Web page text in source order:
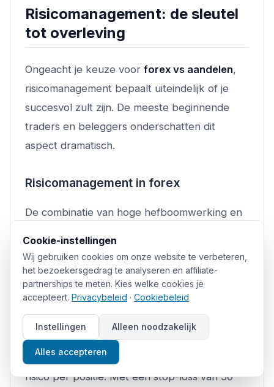
Risicomanagement: de sleutel
tot overleving
Ongeacht je keuze voor forex vs aandelen,
risicomanagement bepaalt uiteindelijk of je
succesvol zult zijn. De meeste beginnende
traders en beleggers onderschatten dit
aspect dramatisch.
Risicomanagement in forex
De combinatie van hoge hefboomwerking en
riskant voor ongedisciplineinde traders.
Essentiële principes omvatten:
Positiegrootte bepaling:Professionele forex
traders riskeren nooit meer dan
1-2% van hun
accountper individuele trade. Bij een account
van €10.000 betekent dit maximaal €100-200
risico per positie. Met een stop-loss van 50
Cookie-instellingen
Wij gebruiken cookies om onze website te verbeteren,
het bezoekersgedrag te analyseren en affiliate-
partnerships te meten. Kies welke cookies je
accepteert. Privacybeleid · Cookiebeleid
Instellingen Alleen noodzakelijk
Alles accepteren